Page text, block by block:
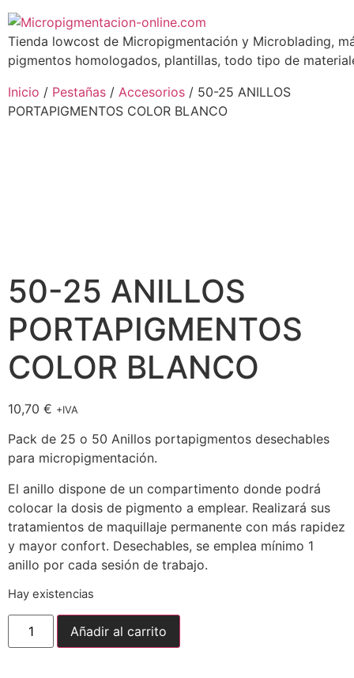
Tienda lowcost de Micropigmentación y Microblading,
pigmentos homologados, plantillas, todo tipo de
Inicio / Pestañas / Accesorios / 50-25 ANILLOS
PORTAPIGMENTOS COLOR BLANCO
50-25 ANILLOS
PORTAPIGMENTOS
COLOR BLANCO
10,70 € +IVA
Pack de 25 o 50 Anillos portapigmentos desechables
para micropigmentación.
El anillo dispone de un compartimento donde podrá
colocar la dosis de pigmento a emplear. Realizará sus
tratamientos de maquillaje permanente con más rapidez
y mayor confort. Desechables, se emplea mínimo 1
anillo por cada sesión de trabajo.
Hay existencias
Añadir al carrito